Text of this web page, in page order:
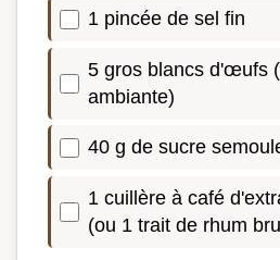
1 pincée de sel fin
5 gros blancs d'œufs
ambiante)
40 g de sucre
1 cuillère à café
(ou 1 trait de rhum